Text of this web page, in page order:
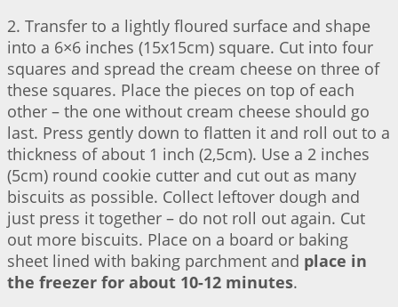
2. Transfer to a lightly floured surface and shape
into a 6×6 inches (15x15cm) square. Cut into four
squares and spread the cream cheese on three of
these squares. Place the pieces on top of each
other – the one without cream cheese should go
last. Press gently down to flatten it and roll out to a
thickness of about 1 inch (2,5cm). Use a 2 inches
(5cm) round cookie cutter and cut out as many
biscuits as possible. Collect leftover dough and
just press it together – do not roll out again. Cut
out more biscuits. Place on a board or baking
sheet lined with baking parchment and place in
the freezer for about 10-12 minutes.